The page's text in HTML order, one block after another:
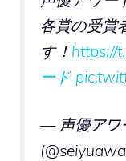
各賞の受賞
す！ https://
ード
— 声優アワ